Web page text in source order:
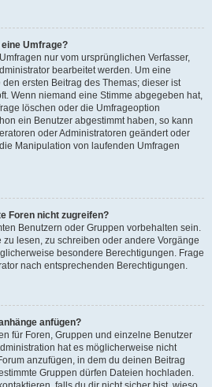
Umfrage?
nur vom ursprünglichen Verfasser,
bearbeitet werden. Um eine
ersten Beitrag des Themas; dieser ist
Wenn niemand eine Stimme abgegeben hat,
löschen oder die Umfrageoption
ein Benutzer abgestimmt haben, so kann
oder Administratoren geändert oder
Manipulation von laufenden Umfragen
Foren nicht zugreifen?
Benutzern oder Gruppen vorbehalten sein.
lesen, zu schreiben oder andere Vorgänge
besondere Berechtigungen. Frage
nach entsprechenden Berechtigungen.
anfügen?
für Foren, Gruppen und einzelne Benutzer
hat es möglicherweise nicht
anzufügen, in dem du deinen Beitrag
Gruppen dürfen Dateien hochladen.